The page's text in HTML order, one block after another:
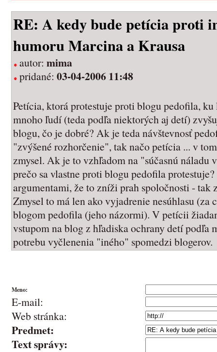
RE: A kedy bude petícia proti
humoru Marcina a Krausa
autor: mima
pridané: 03-04-2006 11:48
Petícia, ktorá protestuje proti blogu pedofila, ku
mnoho ľudí (teda podľa niektorých aj detí)
blogu, čo je dobré? Ak je teda návštevnosť
"zvýšené rozhorčenie", tak načo petícia ... v
zmysel. Ak je to vzhľadom na "súčasnú náladu
prečo sa vlastne proti blogu pedofila protestuje?
argumentami, že to zníži prah spoločnosti - tak
Zmysel to má len ako vyjadrenie nesúhlasu (za
blogom pedofila (jeho názormi). V petícii
vstupom na blog z hľadiska ochrany detí podľa
potrebu vyčlenenia "iného" spomedzi blogerov.
Meno:
E-mail:
Web stránka:
Predmet:
Text správy: